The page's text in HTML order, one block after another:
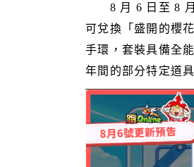
8 月 6 日至 8 月
可兌換「盛開的櫻
手環，套裝具備全
年間的部分特定道具